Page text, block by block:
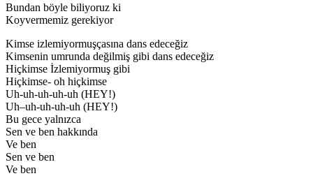
Bundan böyle biliyoruz ki
Koyvermemiz gerekiyor
Kimse izlemiyormuşçasına dans edeceğiz
Kimsenin umrunda değilmiş gibi dans edeceğiz
Hiçkimse İzlemiyormuş gibi
Hiçkimse- oh hiçkimse
Uh-uh-uh-uh-uh (HEY!)
Uh–uh-uh-uh-uh (HEY!)
Bu gece yalnızca
Sen ve ben hakkında
Ve ben
Sen ve ben
Ve ben